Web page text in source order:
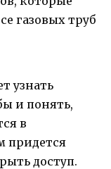
газовых труб
узнать
и понять,
в
придется
доступ.